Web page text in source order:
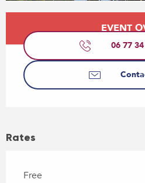
Opening hours &
EVENT
06 77
Rates
Free